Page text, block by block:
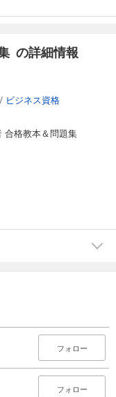
、多数の合格者を輩
の詳細情報
/ ビジネス資格
合格教本＆問題集
フォロー
フォロー